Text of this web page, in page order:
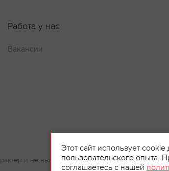
Работа у нас
Вакансии
и не являются рекламой.
Этот сайт использует
пользовательского опыта.
соглашаетесь с нашей